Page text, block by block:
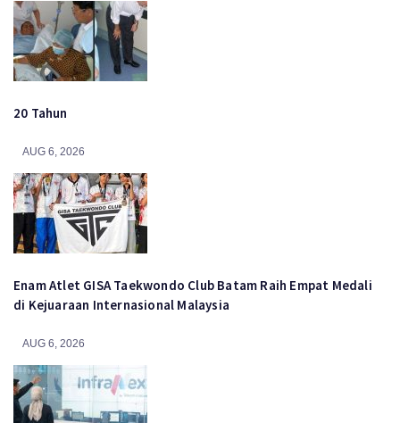
20 Tahun
AUG 6, 2026
Enam Atlet GISA Taekwondo Club Batam Raih Empat Medali
di Kejuaraan Internasional Malaysia
AUG 6, 2026